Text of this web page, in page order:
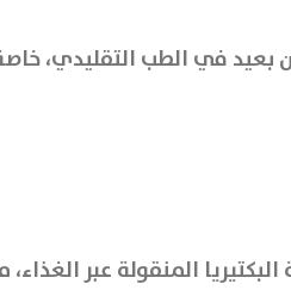
في الطب التقليدي،
المنقولة عبر الغذاء،